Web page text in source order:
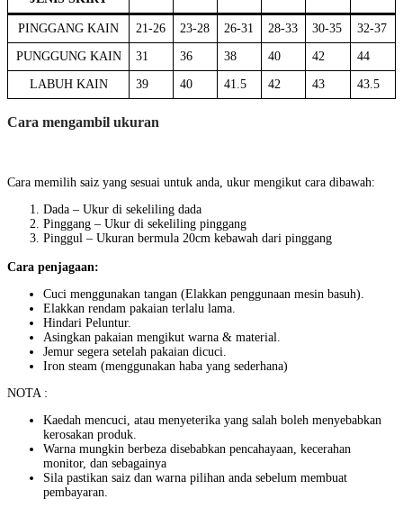
PINGGANG KAIN 21-26 23-28 26-31 28-33 30-35 32-37
PUNGGUNG KAIN 31 36 38 40 42 44
LABUH KAIN 39 40 41.5 42 43 43.5
Cara mengambil ukuran
Cara memilih saiz yang sesuai untuk anda, ukur mengikut cara dibawah:
Dada – Ukur di sekeliling dada
Pinggang – Ukur di sekeliling pinggang
Pinggul – Ukuran bermula 20cm kebawah dari pinggang
Cara penjagaan:
Cuci menggunakan tangan (Elakkan penggunaan mesin basuh).
Elakkan rendam pakaian terlalu lama.
Hindari Peluntur.
Asingkan pakaian mengikut warna & material.
Jemur segera setelah pakaian dicuci.
Iron steam (menggunakan haba yang sederhana)
NOTA :
Kaedah mencuci, atau menyeterika yang salah boleh menyebabkan
kerosakan produk.
Warna mungkin berbeza disebabkan pencahayaan, kecerahan
monitor, dan sebagainya
Sila pastikan saiz dan warna pilihan anda sebelum membuat
pembayaran.